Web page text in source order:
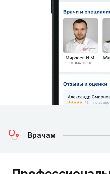
Врачам